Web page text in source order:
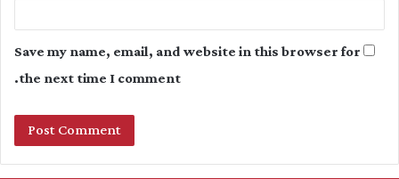
Save my name, email, and website in this browser for
the next time I comment.